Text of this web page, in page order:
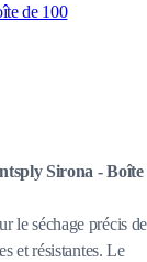
de 100
Sirona - Boîte
le séchage précis
et résistantes. Le